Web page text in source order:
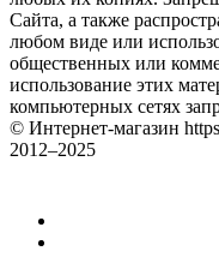
Сайта, а также
любом виде или
общественных или
использование этих
компьютерных сетях
© Интернет-магазин
2012–2025